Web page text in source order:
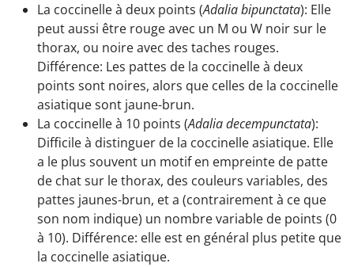
La coccinelle à deux points (Adalia bipunctata): Elle
peut aussi être rouge avec un M ou W noir sur le
thorax, ou noire avec des taches rouges.
Différence: Les pattes de la coccinelle à deux
points sont noires, alors que celles de la coccinelle
asiatique sont jaune-brun.
La coccinelle à 10 points (Adalia decempunctata):
Difficile à distinguer de la coccinelle asiatique. Elle
a le plus souvent un motif en empreinte de patte
de chat sur le thorax, des couleurs variables, des
pattes jaunes-brun, et a (contrairement à ce que
son nom indique) un nombre variable de points (0
à 10). Différence: elle est en général plus petite que
la coccinelle asiatique.